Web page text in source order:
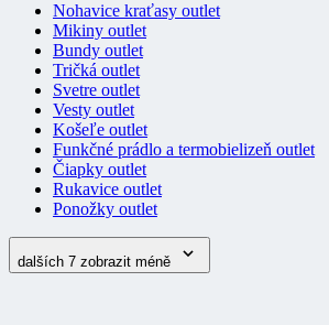
Nohavice kraťasy outlet
Mikiny outlet
Bundy outlet
Tričká outlet
Svetre outlet
Vesty outlet
Košeľe outlet
Funkčné prádlo a termobielizeň outlet
Čiapky outlet
Rukavice outlet
Ponožky outlet
dalších 7 zobrazit méně